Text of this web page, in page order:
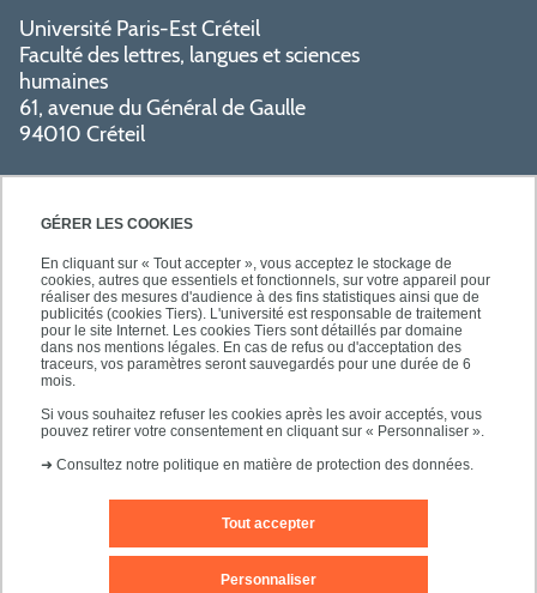
GÉRER LES COOKIES
En cliquant sur « Tout accepter », vous acceptez le stockage de
cookies, autres que essentiels et fonctionnels, sur votre appareil pour
réaliser des mesures d'audience à des fins statistiques ainsi que de
publicités (cookies Tiers). L'université est responsable de traitement
pour le site Internet. Les cookies Tiers sont détaillés par domaine
dans nos mentions légales. En cas de refus ou d'acceptation des
traceurs, vos paramètres seront sauvegardés pour une durée de 6
mois.
Si vous souhaitez refuser les cookies après les avoir acceptés, vous
pouvez retirer votre consentement en cliquant sur « Personnaliser ».
➜ Consultez notre politique en matière de protection des données.
Tout accepter
Personnaliser
Université Paris-Est Créteil
Faculté des lettres, langues et sciences
humaines
61, avenue du Général de Gaulle
94010 Créteil
PRATIQUE
NOS FORMATIONS
Nous contacter